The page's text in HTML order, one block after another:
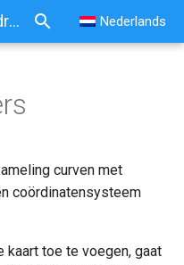
Topo GPS Manual Android Nederlands
curven met
coördinatensysteem
kaart toe te voegen, gaat